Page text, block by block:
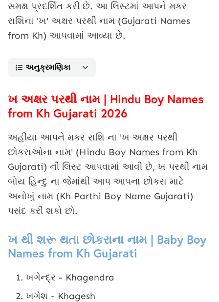
સમક્ષ પ્રદર્શિત કરી છે. આ લિસ્ટમાં આપને મકર
રાશિના 'ખ' અક્ષર પરથી નામ (Gujarati Names
from Kh) આપવામાં આવ્યા છે.
અનુક્રમણિકા
ખ અક્ષર પરથી નામ | Hindu Boy Names
from Kh Gujarati 2026
અહીંયા આપને મકર રાશિ ના 'ખ અક્ષર પરથી
છોકરાઓના નામ' (Hindu Boy Names from Kh
Gujarati) ની લિસ્ટ આપવામાં આવી છે, ખ પરથી નામ
બોય હિન્દુ ના જેમાંથી આપ આપના છોકરા માટે
અનોખું નામ (Kh Parthi Boy Name Gujarati)
પસંદ કરી શકો છો.
ખ થી શરૂ થતા છોકરાના નામ | Baby Boy
Names from Kh Gujarati
ખગેન્દ્ર - Khagendra
ખગેશ - Khagesh